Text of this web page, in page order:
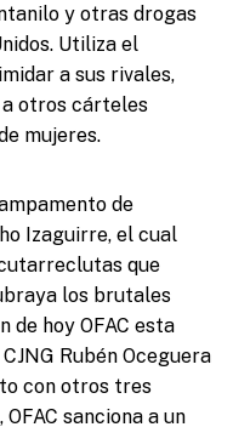
y otras drogas
Utiliza el
a sus rivales,
a otros cárteles
mujeres.
de
Izaguirre, el cual
que
los brutales
de hoy OFAC esta
Rubén Oceguera
con otros tres
sanciona a un